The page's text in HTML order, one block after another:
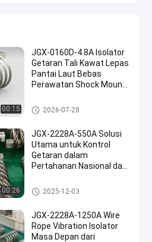
515
pandangan
sekarang
Berbagi
00:15
JGX-0160D-4.8A Isolator
Getaran Tali Kawat Lepas
Pantai Laut Bebas
Perawatan Shock Mount
Isolator getaran tali kawat
2026-07-28
00:26
JGX-2228A-550A Solusi
Utama untuk Kontrol
Getaran dalam
Pertahanan Nasional dan
Isolator getaran tali kawat
2025-12-03
JGX-2228A-1250A Wire
Rope Vibration Isolator
Masa Depan dari